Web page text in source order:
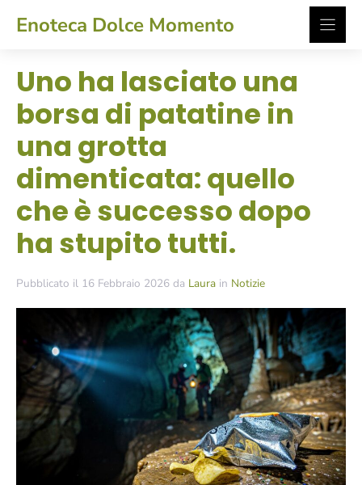
Enoteca Dolce Momento
Uno ha lasciato una
borsa di patatine in
una grotta
dimenticata: quello
che è successo dopo
ha stupito tutti.
Pubblicato il 16 Febbraio 2026 da Laura in Notizie